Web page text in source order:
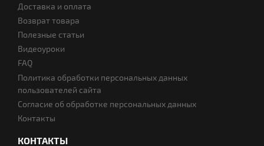
Доставка и оплата
Возврат товара
Полезные статьи
Видеоуроки
FAQ
Политика обработки персональных данных
пользователей сайта
Согласие об обработке персональных данных
Контакты
КОНТАКТЫ